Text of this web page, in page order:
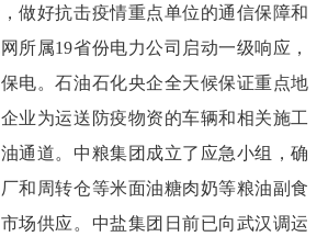
做好抗击疫情重点单位的通信保障和
所属19省份电力公司启动一级响应，
电。石油石化央企全天候保证重点地
业为运送防疫物资的车辆和相关施工
通道。中粮集团成立了应急小组，确
和周转仓等米面油糖肉奶等粮油副食
场供应。中盐集团日前已向武汉调运